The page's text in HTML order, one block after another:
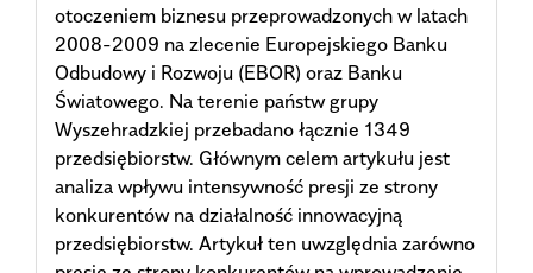
otoczeniem biznesu przeprowadzonych w latach
2008-2009 na zlecenie Europejskiego Banku
Odbudowy i Rozwoju (EBOR) oraz Banku
Światowego. Na terenie państw grupy
Wyszehradzkiej przebadano łącznie 1349
przedsiębiorstw. Głównym celem artykułu jest
analiza wpływu intensywność presji ze strony
konkurentów na działalność innowacyjną
przedsiębiorstw. Artykuł ten uwzględnia zarówno